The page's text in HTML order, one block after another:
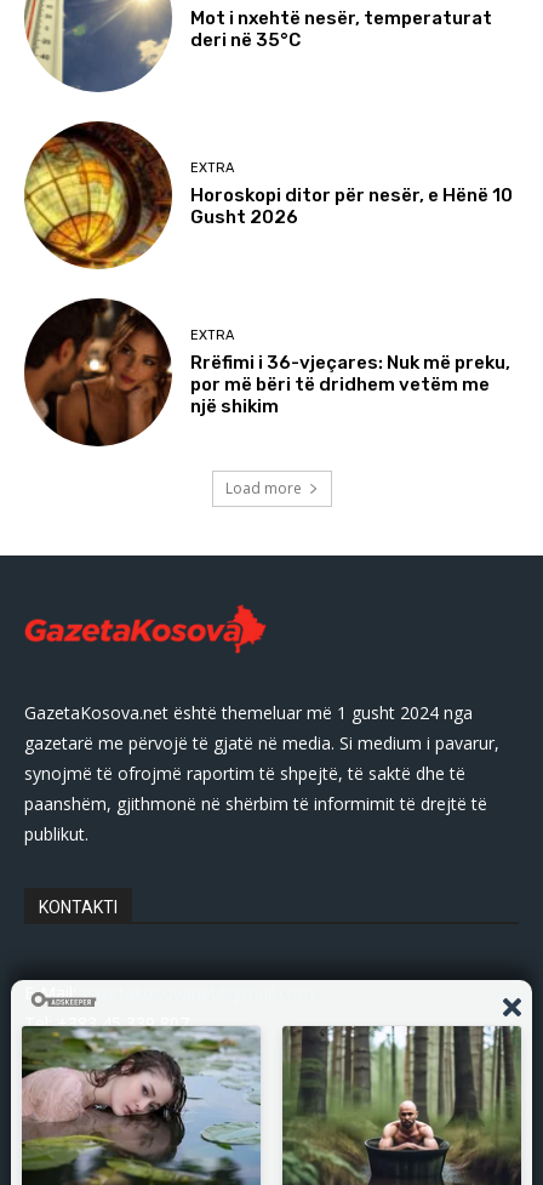
Mot i nxehtë nesër, temperaturat
deri në 35°C
EXTRA
Horoskopi ditor për nesër, e Hënë 10
Gusht 2026
EXTRA
Rrëfimi i 36-vjeçares: Nuk më preku,
por më bëri të dridhem vetëm me
një shikim
Load more
GazetaKosova.net është themeluar më 1 gusht 2024 nga
gazetarë me përvojë të gjatë në media. Si medium i pavarur,
synojmë të ofrojmë raportim të shpejtë, të saktë dhe të
paanshëm, gjithmonë në shërbim të informimit të drejtë të
publikut.
KONTAKTI
E-Mail:gazetakosovanet@gmail.com
Tel: +383 45 339 807